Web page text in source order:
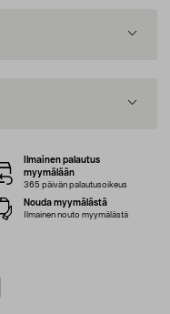
Ilmainen palautus
myymälään
365 päivän palautusoikeus
Nouda myymälästä
Ilmainen nouto myymälästä